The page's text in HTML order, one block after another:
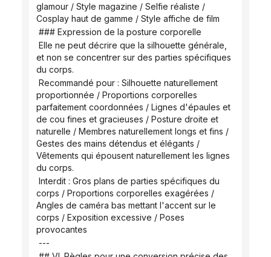
glamour / Style magazine / Selfie réaliste /
Cosplay haut de gamme / Style affiche de film
### Expression de la posture corporelle
et non se concentrer sur des parties spécifiques
du corps.
proportionnée / Proportions corporelles
parfaitement coordonnées / Lignes d'épaules et
de cou fines et gracieuses / Posture droite et
naturelle / Membres naturellement longs et fins /
Gestes des mains détendus et élégants /
Vêtements qui épousent naturellement les lignes
du corps.
corps / Proportions corporelles exagérées /
Angles de caméra bas mettant l'accent sur le
corps / Exposition excessive / Poses
provocantes
---